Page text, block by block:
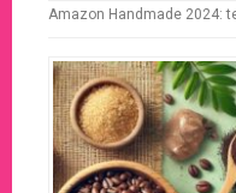
Amazon Handmade 2024: